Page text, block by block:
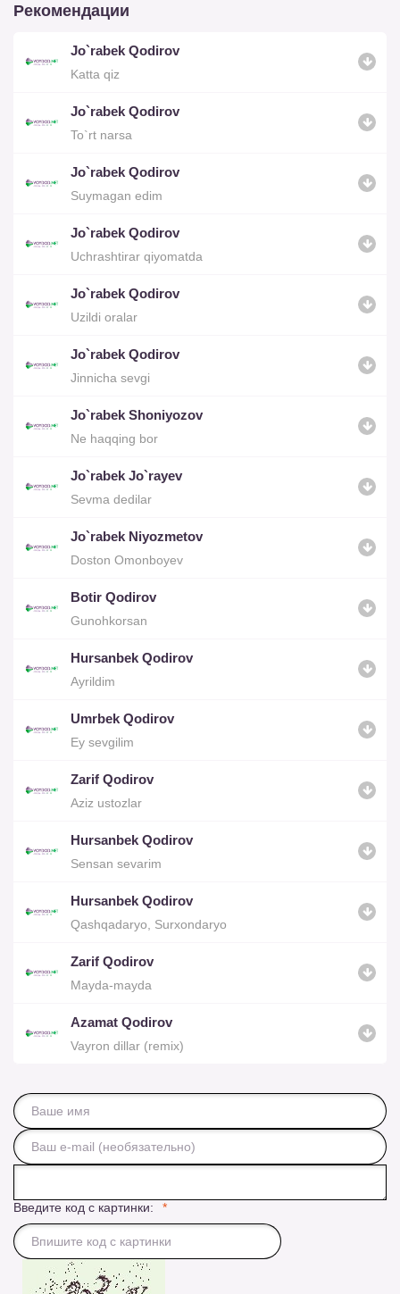
Рекомендации
Jo`rabek Qodirov
Katta qiz
Jo`rabek Qodirov
To`rt narsa
Jo`rabek Qodirov
Suymagan edim
Jo`rabek Qodirov
Uchrashtirar qiyomatda
Jo`rabek Qodirov
Uzildi oralar
Jo`rabek Qodirov
Jinnicha sevgi
Jo`rabek Shoniyozov
Ne haqqing bor
Jo`rabek Jo`rayev
Sevma dedilar
Jo`rabek Niyozmetov
Doston Omonboyev
Botir Qodirov
Gunohkorsan
Hursanbek Qodirov
Ayrildim
Umrbek Qodirov
Ey sevgilim
Zarif Qodirov
Aziz ustozlar
Hursanbek Qodirov
Sensan sevarim
Hursanbek Qodirov
Qashqadaryo, Surxondaryo
Zarif Qodirov
Mayda-mayda
Azamat Qodirov
Vayron dillar (remix)
Введите код с картинки: